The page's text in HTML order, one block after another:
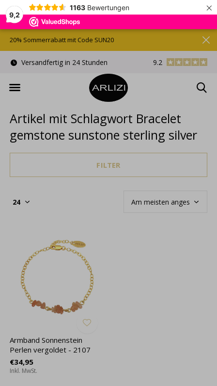
9,2
1163 Bewertungen ×
Versandfertig in 24 Stunden Kostenlose
9.2
20% Sommerrabatt mit Code SUN20
Artikel mit Schlagwort Bracelet
gemstone sunstone sterling silver
FILTER
Armband Sonnenstein
Perlen vergoldet - 2107
€34,95
Inkl. MwSt.